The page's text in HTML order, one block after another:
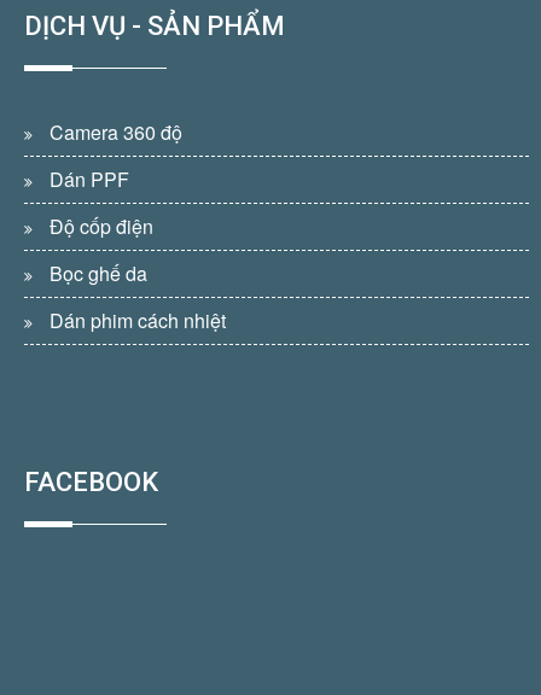
DỊCH VỤ - SẢN PHẨM
Camera 360 độ
Dán PPF
Độ cốp điện
Bọc ghế da
Dán phim cách nhiệt
FACEBOOK